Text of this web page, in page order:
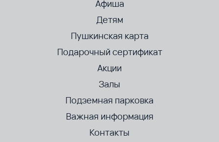
Афиша
Детям
Пушкинская карта
Подарочный сертификат
Акции
Залы
Подземная парковка
Важная информация
Контакты